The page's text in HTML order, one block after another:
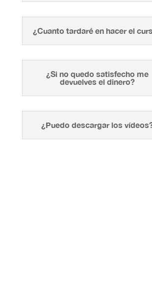
¿Cuanto tardaré en hacer el
¿Si no quedo satisfecho me
devuelves el dinero?
¿Puedo descargar los